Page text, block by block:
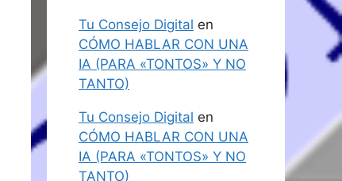
Tu Consejo Digital en
CÓMO HABLAR CON UNA
IA (PARA «TONTOS» Y NO
TANTO)
Tu Consejo Digital en
CÓMO HABLAR CON UNA
IA (PARA «TONTOS» Y NO
TANTO)